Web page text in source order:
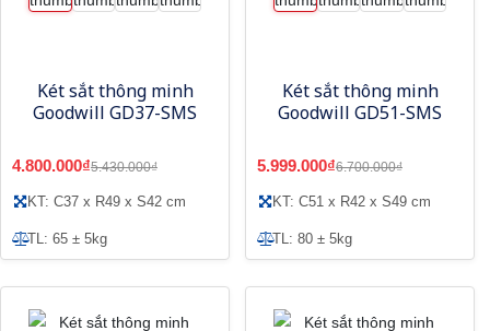
Két sắt thông minh
Goodwill GD37-SMS
4.800.000₫5.430.000₫
KT: C37 x R49 x S42 cm
TL: 65 ± 5kg
Két sắt thông minh
Goodwill GD51-SMS
5.999.000₫6.700.000₫
KT: C51 x R42 x S49 cm
TL: 80 ± 5kg